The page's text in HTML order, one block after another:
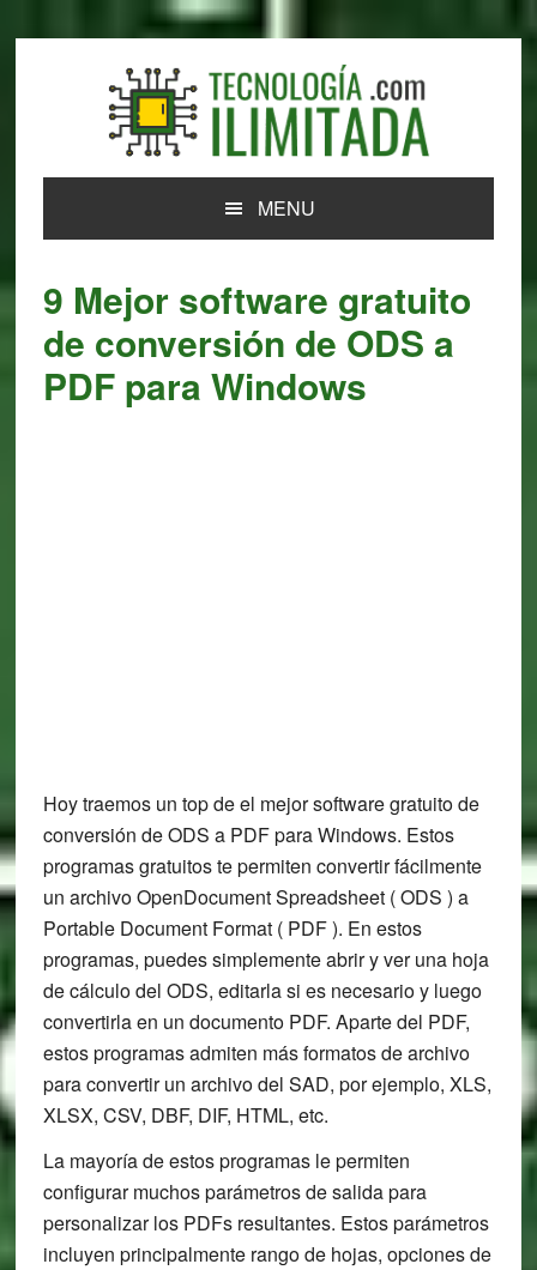
MENU
9 Mejor software gratuito
de conversión de ODS a
PDF para Windows
Hoy traemos un top de el mejor software gratuito de
conversión de ODS a PDF para Windows. Estos
programas gratuitos te permiten convertir fácilmente
un archivo OpenDocument Spreadsheet ( ODS ) a
Portable Document Format ( PDF ). En estos
programas, puedes simplemente abrir y ver una hoja
de cálculo del ODS, editarla si es necesario y luego
convertirla en un documento PDF. Aparte del PDF,
estos programas admiten más formatos de archivo
para convertir un archivo del SAD, por ejemplo, XLS,
XLSX, CSV, DBF, DIF, HTML, etc.
La mayoría de estos programas le permiten
configurar muchos parámetros de salida para
personalizar los PDFs resultantes. Estos parámetros
incluyen principalmente rango de hojas, opciones de